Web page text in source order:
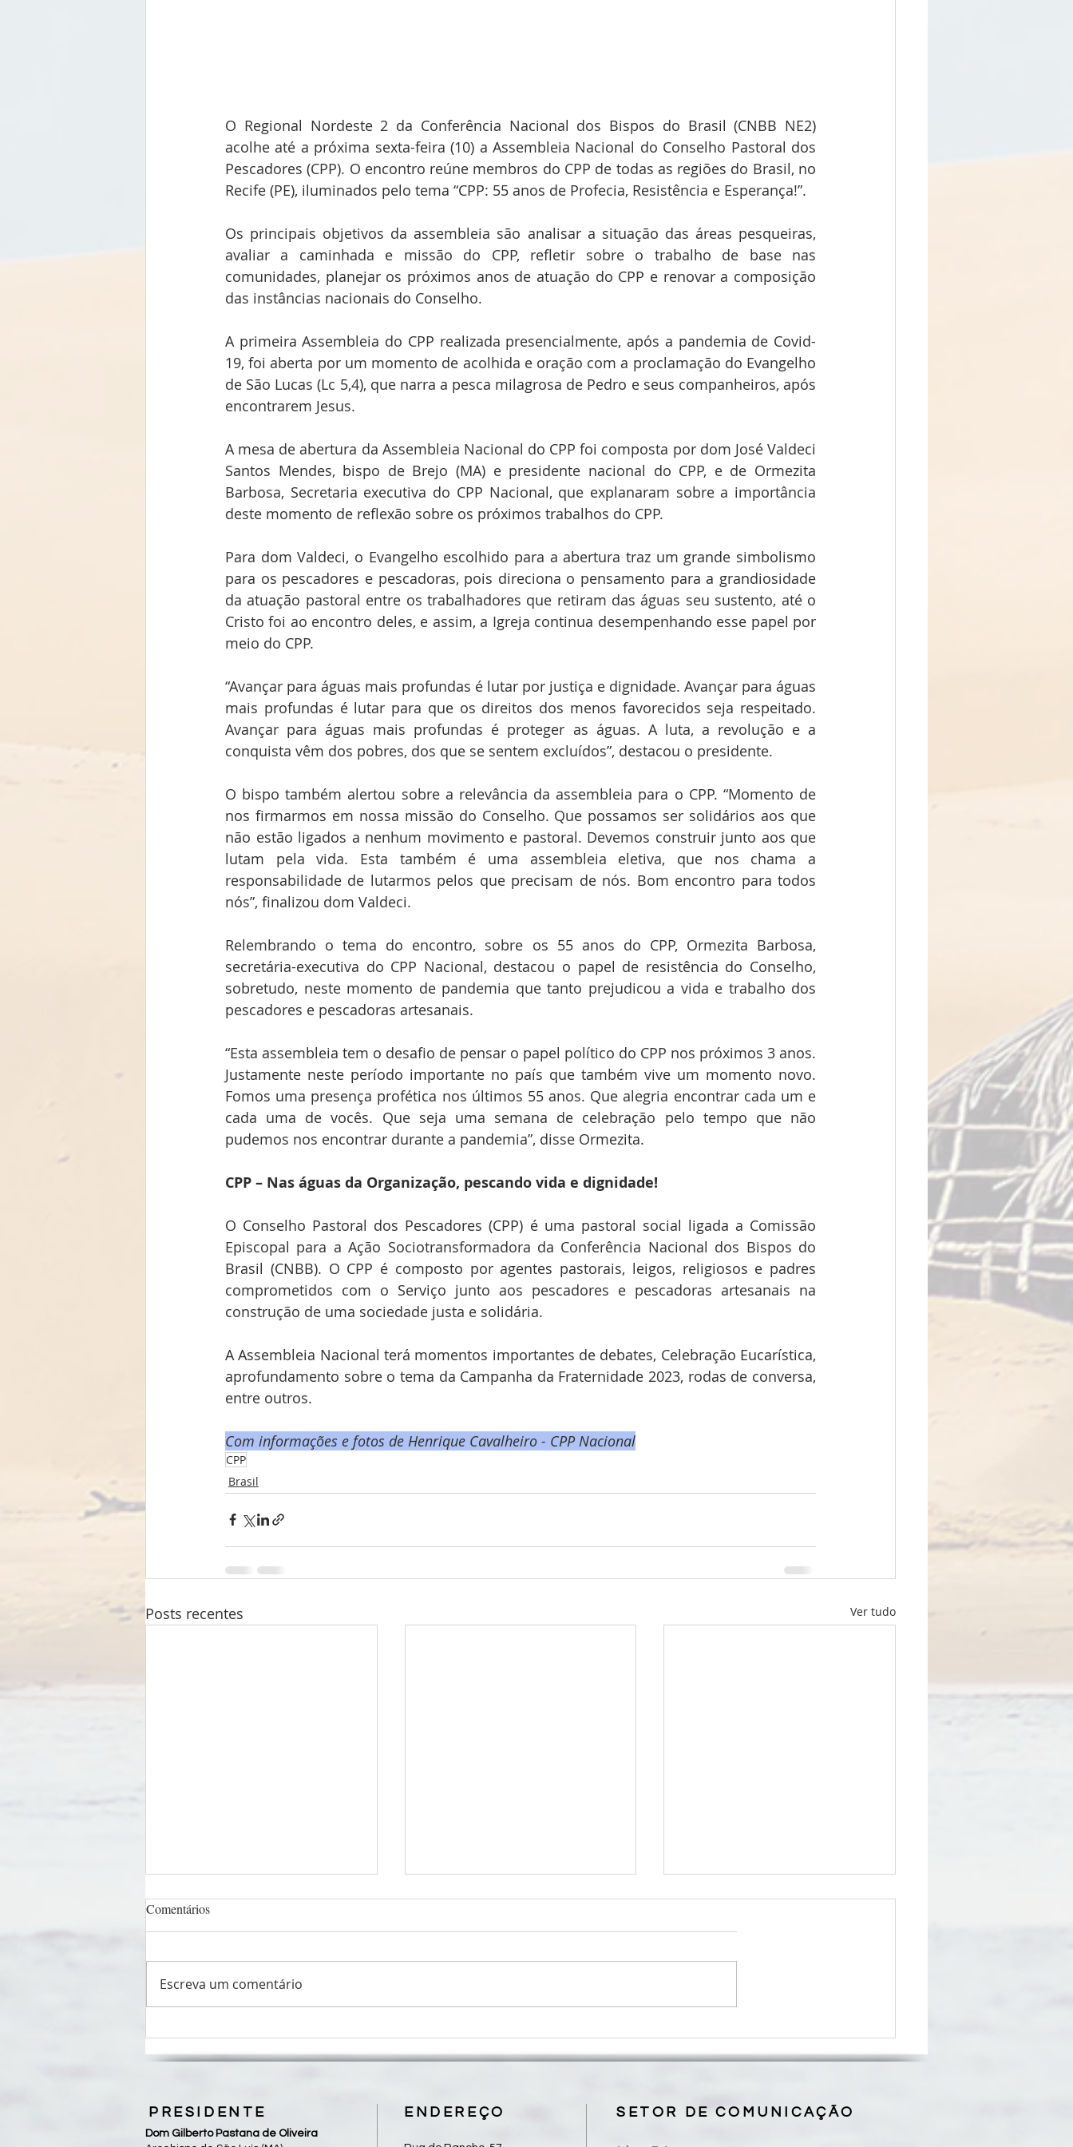
O Regional Nordeste 2 da Conferência Nacional dos Bispos do Brasil (CNBB NE2)
acolhe até a próxima sexta-feira (10) a Assembleia Nacional do Conselho Pastoral dos
Pescadores (CPP). O encontro reúne membros do CPP de todas as regiões do Brasil, no
Recife (PE), iluminados pelo tema “CPP: 55 anos de Profecia, Resistência e Esperança!”.
Os principais objetivos da assembleia são analisar a situação das áreas pesqueiras,
avaliar a caminhada e missão do CPP, refletir sobre o trabalho de base nas
comunidades, planejar os próximos anos de atuação do CPP e renovar a composição
das instâncias nacionais do Conselho.
A primeira Assembleia do CPP realizada presencialmente, após a pandemia de Covid-
19, foi aberta por um momento de acolhida e oração com a proclamação do Evangelho
de São Lucas (Lc 5,4), que narra a pesca milagrosa de Pedro e seus companheiros, após
encontrarem Jesus.
A mesa de abertura da Assembleia Nacional do CPP foi composta por dom José Valdeci
Santos Mendes, bispo de Brejo (MA) e presidente nacional do CPP, e de Ormezita
Barbosa, Secretaria executiva do CPP Nacional, que explanaram sobre a importância
deste momento de reflexão sobre os próximos trabalhos do CPP.
Para dom Valdeci, o Evangelho escolhido para a abertura traz um grande simbolismo
para os pescadores e pescadoras, pois direciona o pensamento para a grandiosidade
da atuação pastoral entre os trabalhadores que retiram das águas seu sustento, até o
Cristo foi ao encontro deles, e assim, a Igreja continua desempenhando esse papel por
meio do CPP.
“Avançar para águas mais profundas é lutar por justiça e dignidade. Avançar para águas
mais profundas é lutar para que os direitos dos menos favorecidos seja respeitado.
Avançar para águas mais profundas é proteger as águas. A luta, a revolução e a
conquista vêm dos pobres, dos que se sentem excluídos”, destacou o presidente.
O bispo também alertou sobre a relevância da assembleia para o CPP. “Momento de
nos firmarmos em nossa missão do Conselho. Que possamos ser solidários aos que
não estão ligados a nenhum movimento e pastoral. Devemos construir junto aos que
lutam pela vida. Esta também é uma assembleia eletiva, que nos chama a
responsabilidade de lutarmos pelos que precisam de nós. Bom encontro para todos
nós”, finalizou dom Valdeci.
Relembrando o tema do encontro, sobre os 55 anos do CPP, Ormezita Barbosa,
secretária-executiva do CPP Nacional, destacou o papel de resistência do Conselho,
sobretudo, neste momento de pandemia que tanto prejudicou a vida e trabalho dos
pescadores e pescadoras artesanais.
“Esta assembleia tem o desafio de pensar o papel político do CPP nos próximos 3 anos.
Justamente neste período importante no país que também vive um momento novo.
Fomos uma presença profética nos últimos 55 anos. Que alegria encontrar cada um e
cada uma de vocês. Que seja uma semana de celebração pelo tempo que não
pudemos nos encontrar durante a pandemia”, disse Ormezita.
CPP – Nas águas da Organização, pescando vida e dignidade!
O Conselho Pastoral dos Pescadores (CPP) é uma pastoral social ligada a Comissão
Episcopal para a Ação Sociotransformadora da Conferência Nacional dos Bispos do
Brasil (CNBB). O CPP é composto por agentes pastorais, leigos, religiosos e padres
comprometidos com o Serviço junto aos pescadores e pescadoras artesanais na
construção de uma sociedade justa e solidária.
A Assembleia Nacional terá momentos importantes de debates, Celebração Eucarística,
aprofundamento sobre o tema da Campanha da Fraternidade 2023, rodas de conversa,
entre outros.
Com informações e fotos de Henrique Cavalheiro - CPP Nacional
CPP
Brasil
Posts recentes Ver tudo
visual, oração e a letra do hino
povo brasileiro por ocasião das
da Ação Evangelizadora 2026-
no Brasil
Comentários
Escreva um comentário
PRESIDENTE
Dom Gilberto Pastana de Oliveira
ENDEREÇO SETOR DE COMUNICAÇÃO